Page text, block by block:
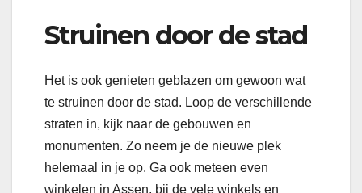
Struinen door de stad
Het is ook genieten geblazen om gewoon wat
te struinen door de stad. Loop de verschillende
straten in, kijk naar de gebouwen en
monumenten. Zo neem je de nieuwe plek
helemaal in je op. Ga ook meteen even
winkelen in Assen, bij de vele winkels en